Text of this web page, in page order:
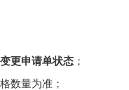
更申请单状态 ；
数量为准；